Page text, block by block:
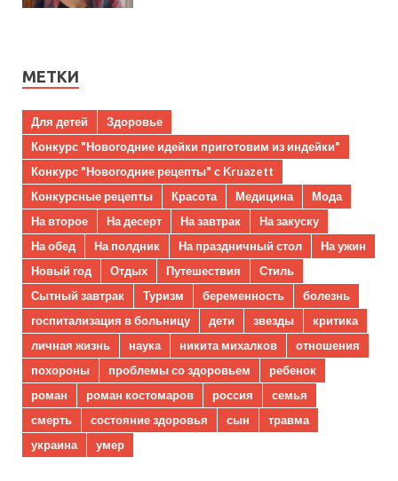
МЕТКИ
Для детей
Здоровье
Конкурс "Новогодние идейки приготовим из индейки"
Конкурс "Новогодние рецепты" с Kruazett
Конкурсные рецепты
Красота Медицина
Мода
На второе
На десерт На завтрак
На закуску
На обед
На полдник На праздничный стол
На ужин
Новый год
Отдых Путешествия
Стиль
Сытный завтрак
Туризм беременность
болезнь
госпитализация в больницу
дети звезды
критика
личная жизнь
наука никита михалков
отношения
похороны
проблемы со здоровьем
ребенок
роман
роман костомаров россия
семья
смерть
состояние здоровья сын
травма
украина
умер